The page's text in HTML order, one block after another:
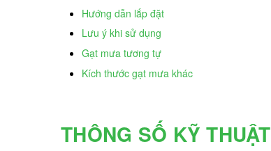
Hướng dẫn lắp đặt
Lưu ý khi sử dụng
Gạt mưa tương tự
Kích thước gạt mưa khác
THÔNG SỐ KỸ THUẬT